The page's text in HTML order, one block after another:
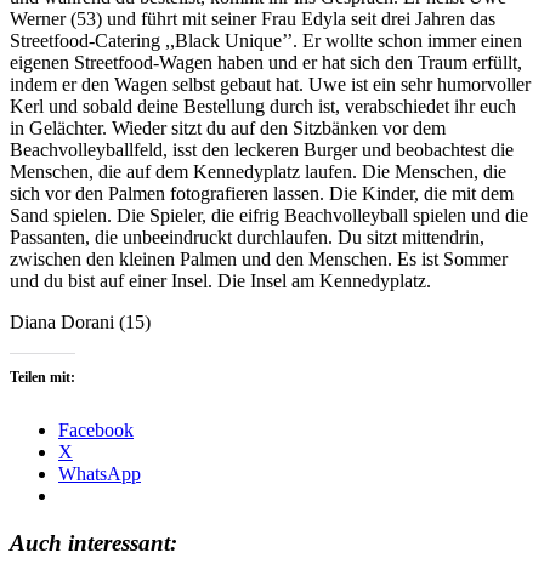
Werner (53) und führt mit seiner Frau Edyla seit drei Jahren das
Streetfood-Catering ,,Black Unique’’. Er wollte schon immer einen
eigenen Streetfood-Wagen haben und er hat sich den Traum erfüllt,
indem er den Wagen selbst gebaut hat. Uwe ist ein sehr humorvoller
Kerl und sobald deine Bestellung durch ist, verabschiedet ihr euch
in Gelächter. Wieder sitzt du auf den Sitzbänken vor dem
Beachvolleyballfeld, isst den leckeren Burger und beobachtest die
Menschen, die auf dem Kennedyplatz laufen. Die Menschen, die
sich vor den Palmen fotografieren lassen. Die Kinder, die mit dem
Sand spielen. Die Spieler, die eifrig Beachvolleyball spielen und die
Passanten, die unbeeindruckt durchlaufen. Du sitzt mittendrin,
zwischen den kleinen Palmen und den Menschen. Es ist Sommer
und du bist auf einer Insel. Die Insel am Kennedyplatz.
Diana Dorani (15)
Teilen mit:
Facebook
X
WhatsApp
Auch interessant: